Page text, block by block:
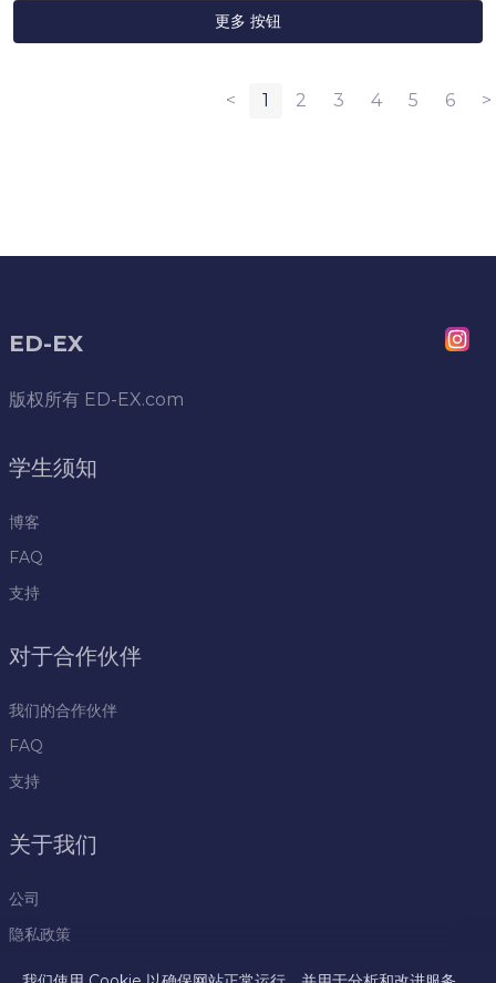
更多 按钮
< 1 2 3 4 5 6 >
ED-EX
版权所有 ED-EX.com
学生须知
博客
FAQ
支持
对于合作伙伴
我们的合作伙伴
FAQ
支持
关于我们
公司
隐私政策
规则